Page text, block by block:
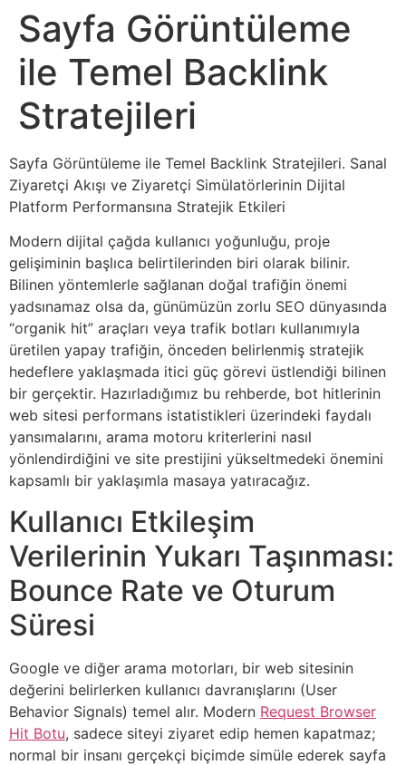
Sayfa Görüntüleme
ile Temel Backlink
Stratejileri
Sayfa Görüntüleme ile Temel Backlink Stratejileri. Sanal
Ziyaretçi Akışı ve Ziyaretçi Simülatörlerinin Dijital
Platform Performansına Stratejik Etkileri
Modern dijital çağda kullanıcı yoğunluğu, proje
gelişiminin başlıca belirtilerinden biri olarak bilinir.
Bilinen yöntemlerle sağlanan doğal trafiğin önemi
yadsınamaz olsa da, günümüzün zorlu SEO dünyasında
“organik hit” araçları veya trafik botları kullanımıyla
üretilen yapay trafiğin, önceden belirlenmiş stratejik
hedeflere yaklaşmada itici güç görevi üstlendiği bilinen
bir gerçektir. Hazırladığımız bu rehberde, bot hitlerinin
web sitesi performans istatistikleri üzerindeki faydalı
yansımalarını, arama motoru kriterlerini nasıl
yönlendirdiğini ve site prestijini yükseltmedeki önemini
kapsamlı bir yaklaşımla masaya yatıracağız.
Kullanıcı Etkileşim
Verilerinin Yukarı Taşınması:
Bounce Rate ve Oturum
Süresi
Google ve diğer arama motorları, bir web sitesinin
değerini belirlerken kullanıcı davranışlarını (User
Behavior Signals) temel alır. Modern Request Browser
Hit Botu, sadece siteyi ziyaret edip hemen kapatmaz;
normal bir insanı gerçekçi biçimde simüle ederek sayfa